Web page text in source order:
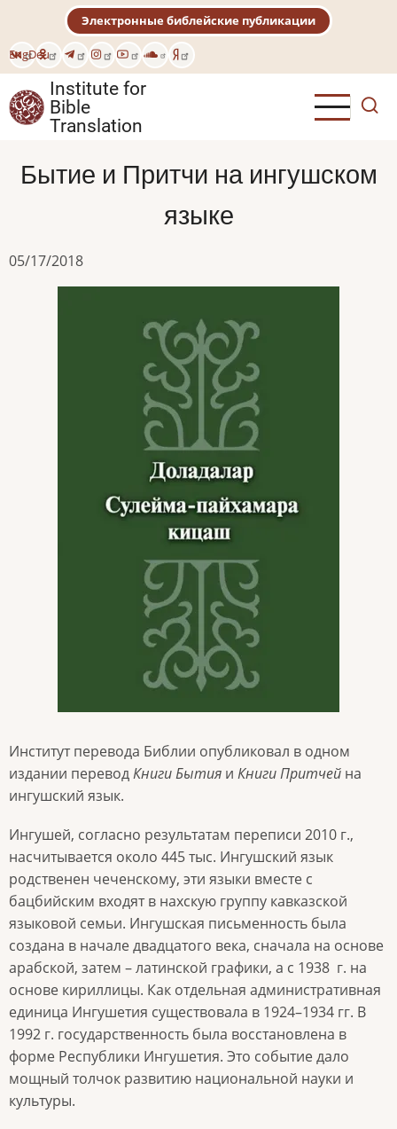
main
content
EngDeu
Электронные библейские публикации
Institute for
Bible
Translation
Бытие и Притчи на ингушском
языке
05/17/2018
Институт перевода Библии опубликовал в одном
издании переводКнигиБытия и Книги Притчей на
ингушский язык.
Ингушей, согласно результатам переписи 2010 г.,
насчитывается около 445 тыс. Ингушский язык
родственен чеченскому, эти языки вместе с
бацбийским входят в нахскую группу кавказской
языковой семьи. Ингушская письменность была
создана в начале двадцатого века, сначала на основе
арабской, затем – латинской графики, а с 1938 г. на
основе кириллицы. Как отдельная административная
единица Ингушетия существовала в 1924–1934 гг. В
1992 г. государственность была восстановлена в
форме Республики Ингушетия. Это событие дало
мощный толчок развитию национальной науки и
культуры.